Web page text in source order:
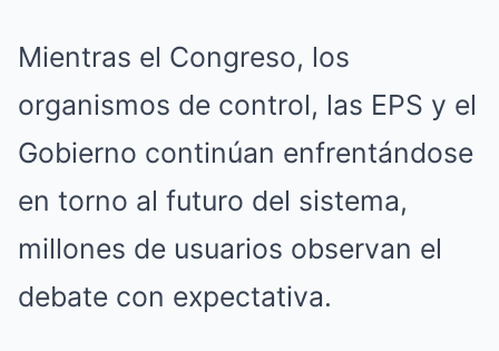
Mientras el Congreso, los
organismos de control, las EPS y el
Gobierno continúan enfrentándose
en torno al futuro del sistema,
millones de usuarios observan el
debate con expectativa.